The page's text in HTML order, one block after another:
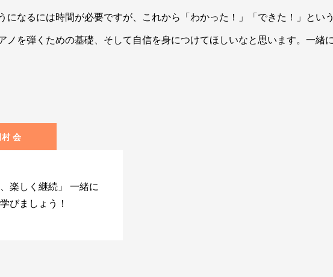
になるには時間が必要ですが、これから「わかった！」「できた！」とい
ノを弾くための基礎、そして自信を身につけてほしいなと思います。一緒
村 会
楽しく継続」 一緒に
びましょう！